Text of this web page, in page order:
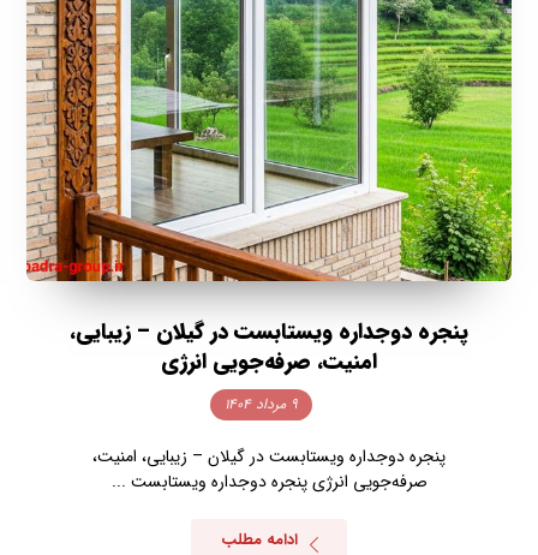
پنجره دوجداره ویستابست در گیلان – زیبایی،
امنیت، صرفه‌جویی انرژی
۹ مرداد ۱۴۰۴
پنجره دوجداره ویستابست در گیلان – زیبایی، امنیت،
صرفه‌جویی انرژی پنجره دوجداره ویستابست ...
ادامه مطلب